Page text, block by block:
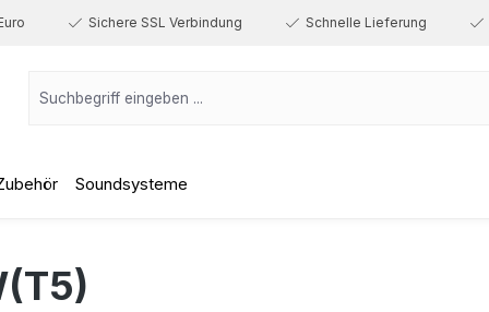
Sichere SSL Verbindung Schnelle Lieferung
Soundsysteme